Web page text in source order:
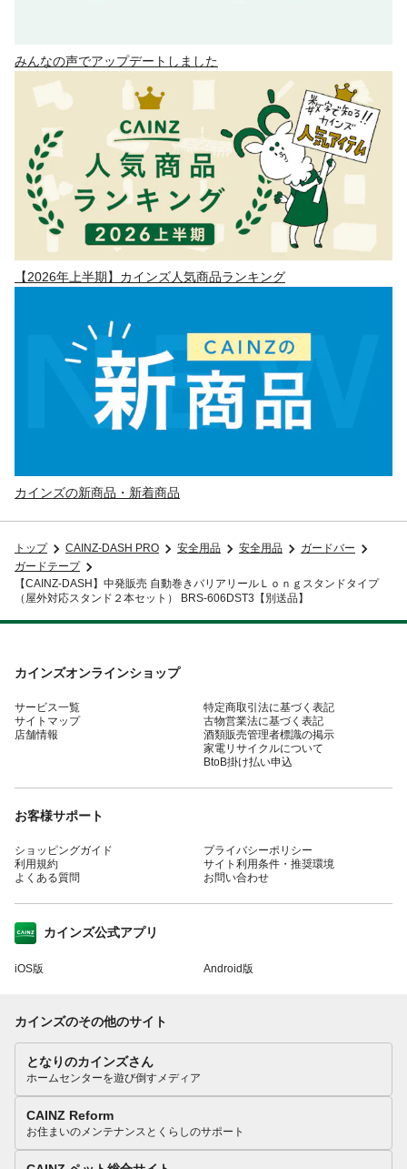
みんなの声でアップデートしました
【2026年上半期】カインズ人気商品ランキング
カインズの新商品・新着商品
トップ CAINZ-DASH PRO 安全用品 安全用品
ガードバー
ガードテープ
【CAINZ-DASH】中発販売 自動巻きバリアリールＬｏｎｇスタンドタイプ
（屋外対応スタンド２本セット） BRS-606DST3【別送品】
カインズオンラインショップ
サービス一覧
サイトマップ
店舗情報
特定商取引法に基づく表記
古物営業法に基づく表記
酒類販売管理者標識の掲示
家電リサイクルについて
BtoB掛け払い申込
お客様サポート
ショッピングガイド
利用規約
よくある質問
プライバシーポリシー
サイト利用条件・推奨環境
お問い合わせ
カインズ公式アプリ
iOS版 Android版
カインズのその他のサイト
となりのカインズさん
ホームセンターを遊び倒すメディア
CAINZ Reform
お住まいのメンテナンスとくらしのサポート